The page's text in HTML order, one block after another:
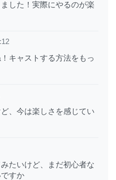
した！実際にやるのが楽
キャストする方法をもっ
、今は楽しさを感じてい
たいけど、まだ初心者な
すか